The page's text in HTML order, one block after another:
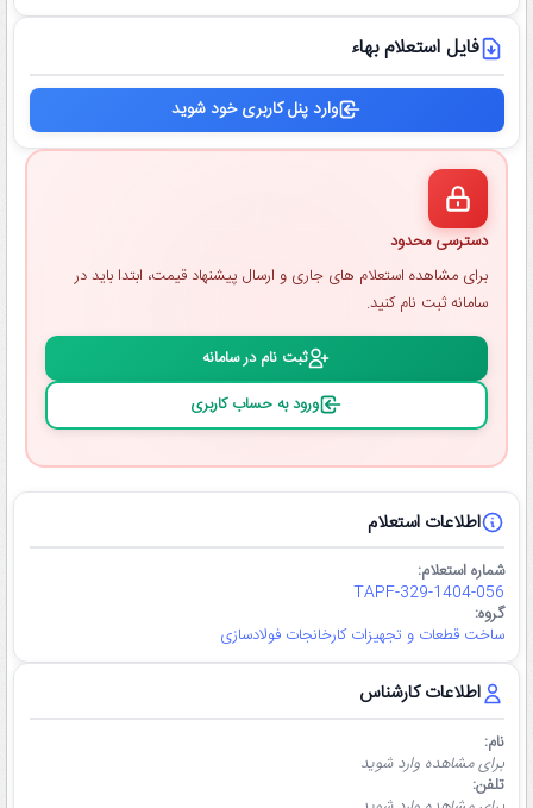
اطلاعات استعلام
شماره استعلام:
TAPF-329-1404-056
گروه:
ساخت قطعات و تجهیزات کارخانجات فولادسازی
اطلاعات کارشناس
نام:
برای مشاهده وارد شوید
تلفن:
فایل استعلام بهاء
وارد پنل کاربری خود شوید
دسترسی محدود
برای مشاهده استعلام ‌های جاری و ارسال پیشنهاد قیمت، ابتدا باید در
سامانه ثبت ‌نام کنید.
ثبت ‌نام در سامانه
ورود به حساب کاربری